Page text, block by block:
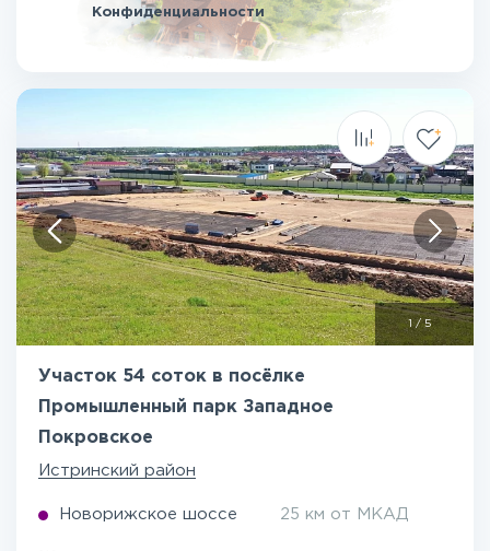
Конфиденциальности
/5
Участок 54 соток в посёлке
Промышленный парк Западное
Покровское
Истринский район
Новорижское шоссе 25 км от МКАД